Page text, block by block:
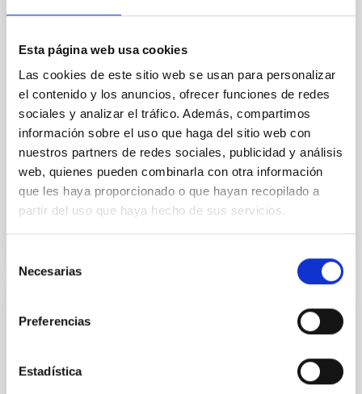
Esta página web usa cookies
Las cookies de este sitio web se usan para personalizar
el contenido y los anuncios, ofrecer funciones de redes
sociales y analizar el tráfico. Además, compartimos
información sobre el uso que haga del sitio web con
nuestros partners de redes sociales, publicidad y análisis
web, quienes pueden combinarla con otra información
que les haya proporcionado o que hayan recopilado a
partir del uso que haya hecho de sus servicios.
Necesarias
Preferencias
Estadística
Tras una mesa redonda sobre aspectos técnicos a
cargo de algunos participantes, la escritora palmera
Elsa López leyó, entre dos actuaciones musicales, las
Resoluciones adoptadas en este congreso
organizado con motivo del 10 aniversario de la
Declaración Starlight de La Palma (ver abajo
RESOLUCIONES).
Fecha de publicación 21/04/2017
NOTA DE PRENSA
magnéticos cósmicos SIMPOSIO Nº 259
DE LA IAU